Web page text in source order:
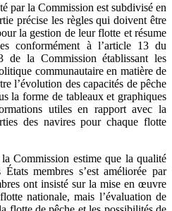
par la Commission est subdivisé en
précise les règles qui doivent être
la gestion de leur flotte et résume
conformément à l’article 13 du
de la Commission établissant les
communautaire en matière de
l’évolution des capacités de pêche
la forme de tableaux et graphiques
utiles en rapport avec la
des navires pour chaque flotte
Commission estime que la qualité
membres s’est améliorée par
ont insisté sur la mise en œuvre
nationale, mais l’évaluation de